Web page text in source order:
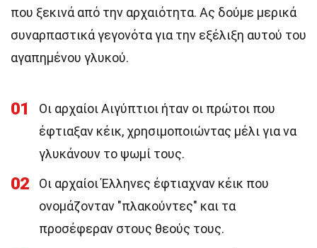
που ξεκινά από την αρχαιότητα. Ας δούμε μερικά
συναρπαστικά γεγονότα για την εξέλιξη αυτού του
αγαπημένου γλυκού.
01
Οι αρχαίοι Αιγύπτιοι ήταν οι πρώτοι που
έφτιαξαν κέικ, χρησιμοποιώντας μέλι για να
γλυκάνουν το ψωμί τους.
02
Οι αρχαίοι Έλληνες έφτιαχναν κέικ που
ονομάζονταν "πλακούντες" και τα
προσέφεραν στους θεούς τους.